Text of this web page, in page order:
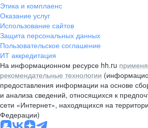
Этика и комплаенс
Оказание услуг
Использование сайтов
Защита персональных данных
Пользовательское соглашение
ИТ аккредитация
На информационном ресурсе hh.ru
рекомендательные технологии
предоставления информации на основе
и анализа сведений, относящихся к
сети «Интернет», находящихся на
Федерации)